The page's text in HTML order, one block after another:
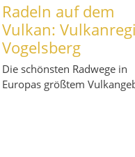
Radeln auf dem
Vulkan:
Vogelsberg
Die schönsten Radwege in
Europas größtem